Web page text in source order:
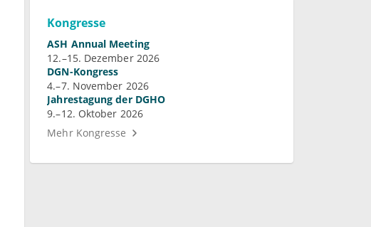
Kongresse
ASH Annual Meeting
12.–15. Dezember 2026
DGN-Kongress
4.–7. November 2026
Jahrestagung der DGHO
9.–12. Oktober 2026
Mehr Kongresse